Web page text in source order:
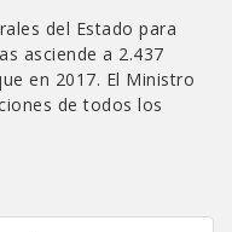
del Estado para
asciende a 2.437
en 2017. El Ministro
de todos los